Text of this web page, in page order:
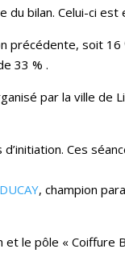
du bilan. Celui-ci est
précédente, soit 16
33 % .
par la ville de
Ces
, champion
le pôle « Coiffure